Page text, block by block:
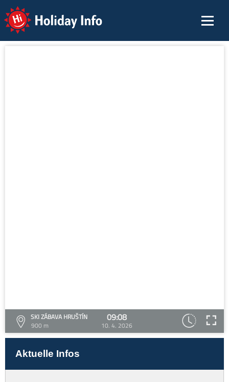
Holiday Info
SKI ZÁBAVA HRUŠTÍN
900 m
09:08
10. 4. 2026
Aktuelle Infos